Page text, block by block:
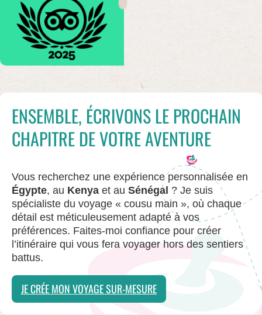
ENSEMBLE, ÉCRIVONS LE PROCHAIN
CHAPITRE DE VOTRE AVENTURE
Vous recherchez une expérience personnalisée en
Égypte, au Kenya et au Sénégal ? Je suis
spécialiste du voyage « cousu main », où chaque
détail est méticuleusement adapté à vos
préférences. Faites-moi confiance pour créer
l’itinéraire qui vous fera voyager hors des sentiers
battus.
JE CRÉE MON VOYAGE SUR-MESURE